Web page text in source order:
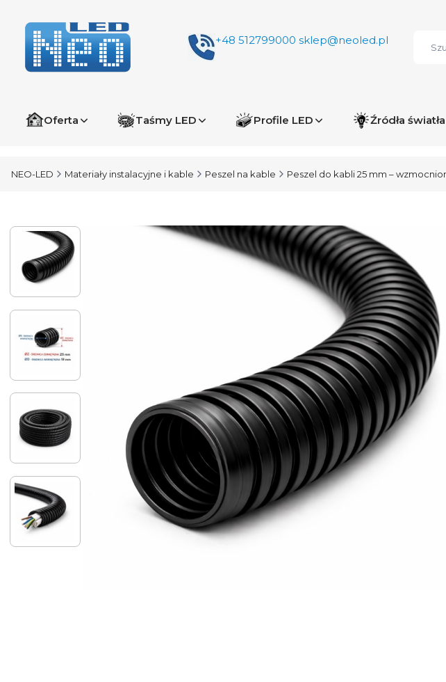
+48 512799000 sklep@neoled.pl
Oferta Taśmy LED Profile LED Źródła światła
NEO-LED Materiały instalacyjne i kable Peszel na kable Peszel do kabli 25 mm –